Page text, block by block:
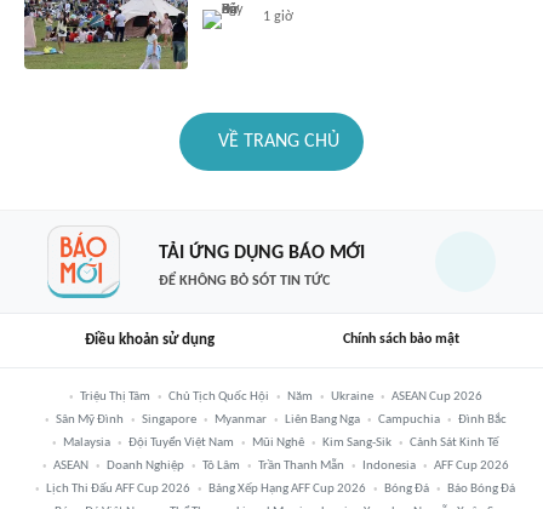
1 giờ
VỀ TRANG CHỦ
TẢI ỨNG DỤNG BÁO MỚI
ĐỂ KHÔNG BỎ SÓT TIN TỨC
Điều khoản sử dụng Chính sách bảo mật
Triệu Thị Tâm Chủ Tịch Quốc Hội Năm Ukraine
ASEAN Cup 2026
Sân Mỹ Đình
Singapore Myanmar Liên Bang Nga Campuchia
Đình Bắc
Malaysia
Đội Tuyển Việt Nam Mũi Nghê Kim Sang-Sik
Cảnh Sát Kinh Tế
ASEAN
Doanh Nghiệp Tô Lâm Trần Thanh Mẫn Indonesia
AFF Cup 2026
Lịch Thi Đấu AFF Cup 2026
Bảng Xếp Hạng AFF Cup 2026 Bóng Đá
Báo Bóng Đá